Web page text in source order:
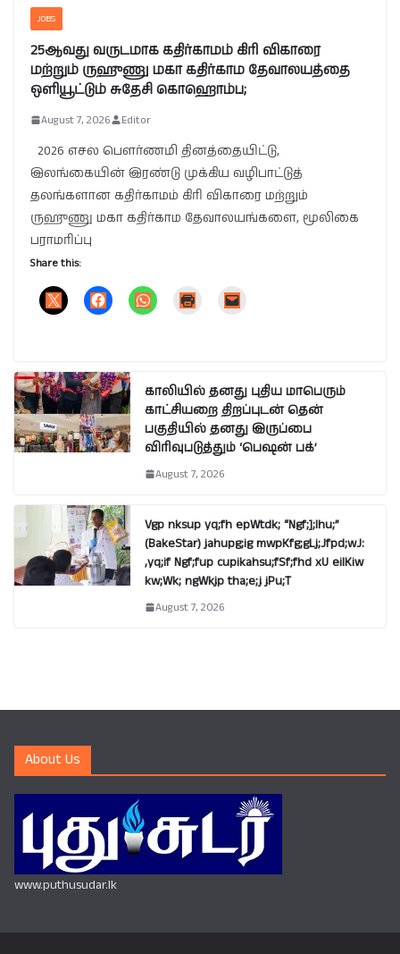
JOBS
25ஆவது வருடமாக கதிர்காமம் கிரி விகாரை
மற்றும் ருஹுணு மகா கதிர்காம தேவாலயத்தை
ஒளியூட்டும் சுதேசி கொஹொம்ப;
August 7, 2026 Editor
2026 எசல பௌர்ணமி தினத்தையிட்டு,
இலங்கையின் இரண்டு முக்கிய வழிபாட்டுத்
தலங்களான கதிர்காமம் கிரி விகாரை மற்றும்
ருஹுணு மகா கதிர்காம தேவாலயங்களை, மூலிகை
பராமரிப்பு
Share this:
காலியில் தனது புதிய மாபெரும்
காட்சியறை திறப்புடன் தென்
பகுதியில் தனது இருப்பை
விரிவுபடுத்தும் ‘பெஷன் பக்’
August 7, 2026
Vgp nksup yq;fh epWtdk; “Ngf;];lhu;”
(BakeStar) jahupg;ig mwpKfg;gLj;Jfpd;wJ:
,yq;if Ngf;fup cupikahsu;fSf;fhd xU eilKiw
kw;Wk; ngWkjp tha;e;j jPu;T
August 7, 2026
About Us
www.puthusudar.lk